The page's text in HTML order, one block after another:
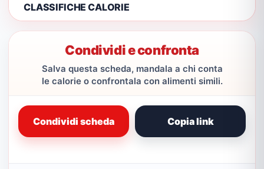
CLASSIFICHE CALORIE
Condividi e confronta
Salva questa scheda, mandala a chi conta
le calorie o confrontala con alimenti simili.
Condividi scheda Copia link